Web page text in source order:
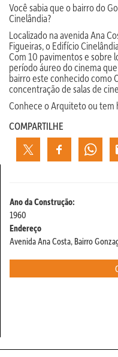
Você sabia que o bairro do
Cinelândia?
Localizado na avenida Ana
Figueiras, o Edifício
Com 10 pavimentos e sobre
período áureo do cinema
bairro este conhecido como
concentração de salas de
Conhece o Arquiteto ou tem
COMPARTILHE
Ano da Construção:
1960
Endereço
Avenida Ana Costa, Bairro